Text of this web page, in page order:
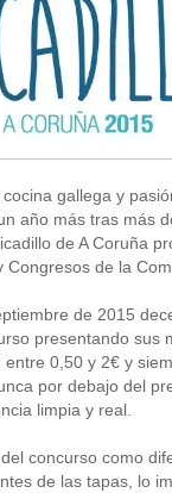
gallega y
año más tras más
de A Coruña
de la
de 2015
presentando sus
0,50 y 2€ y
por debajo del
limpia y real.
concurso como
de las tapas, lo